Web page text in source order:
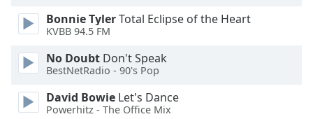
Font
Reset
Done
Bonnie TylerTotal Eclipse of the Heart
KVBB 94.5 FM
No Doubt Don't Speak
BestNetRadio - 90's Pop
David Bowie Let's Dance
Powerhitz - The Office Mix